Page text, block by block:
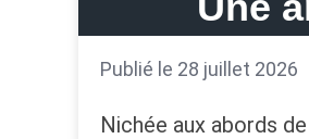
Publié le 28 juillet 2026
Nichée aux abords